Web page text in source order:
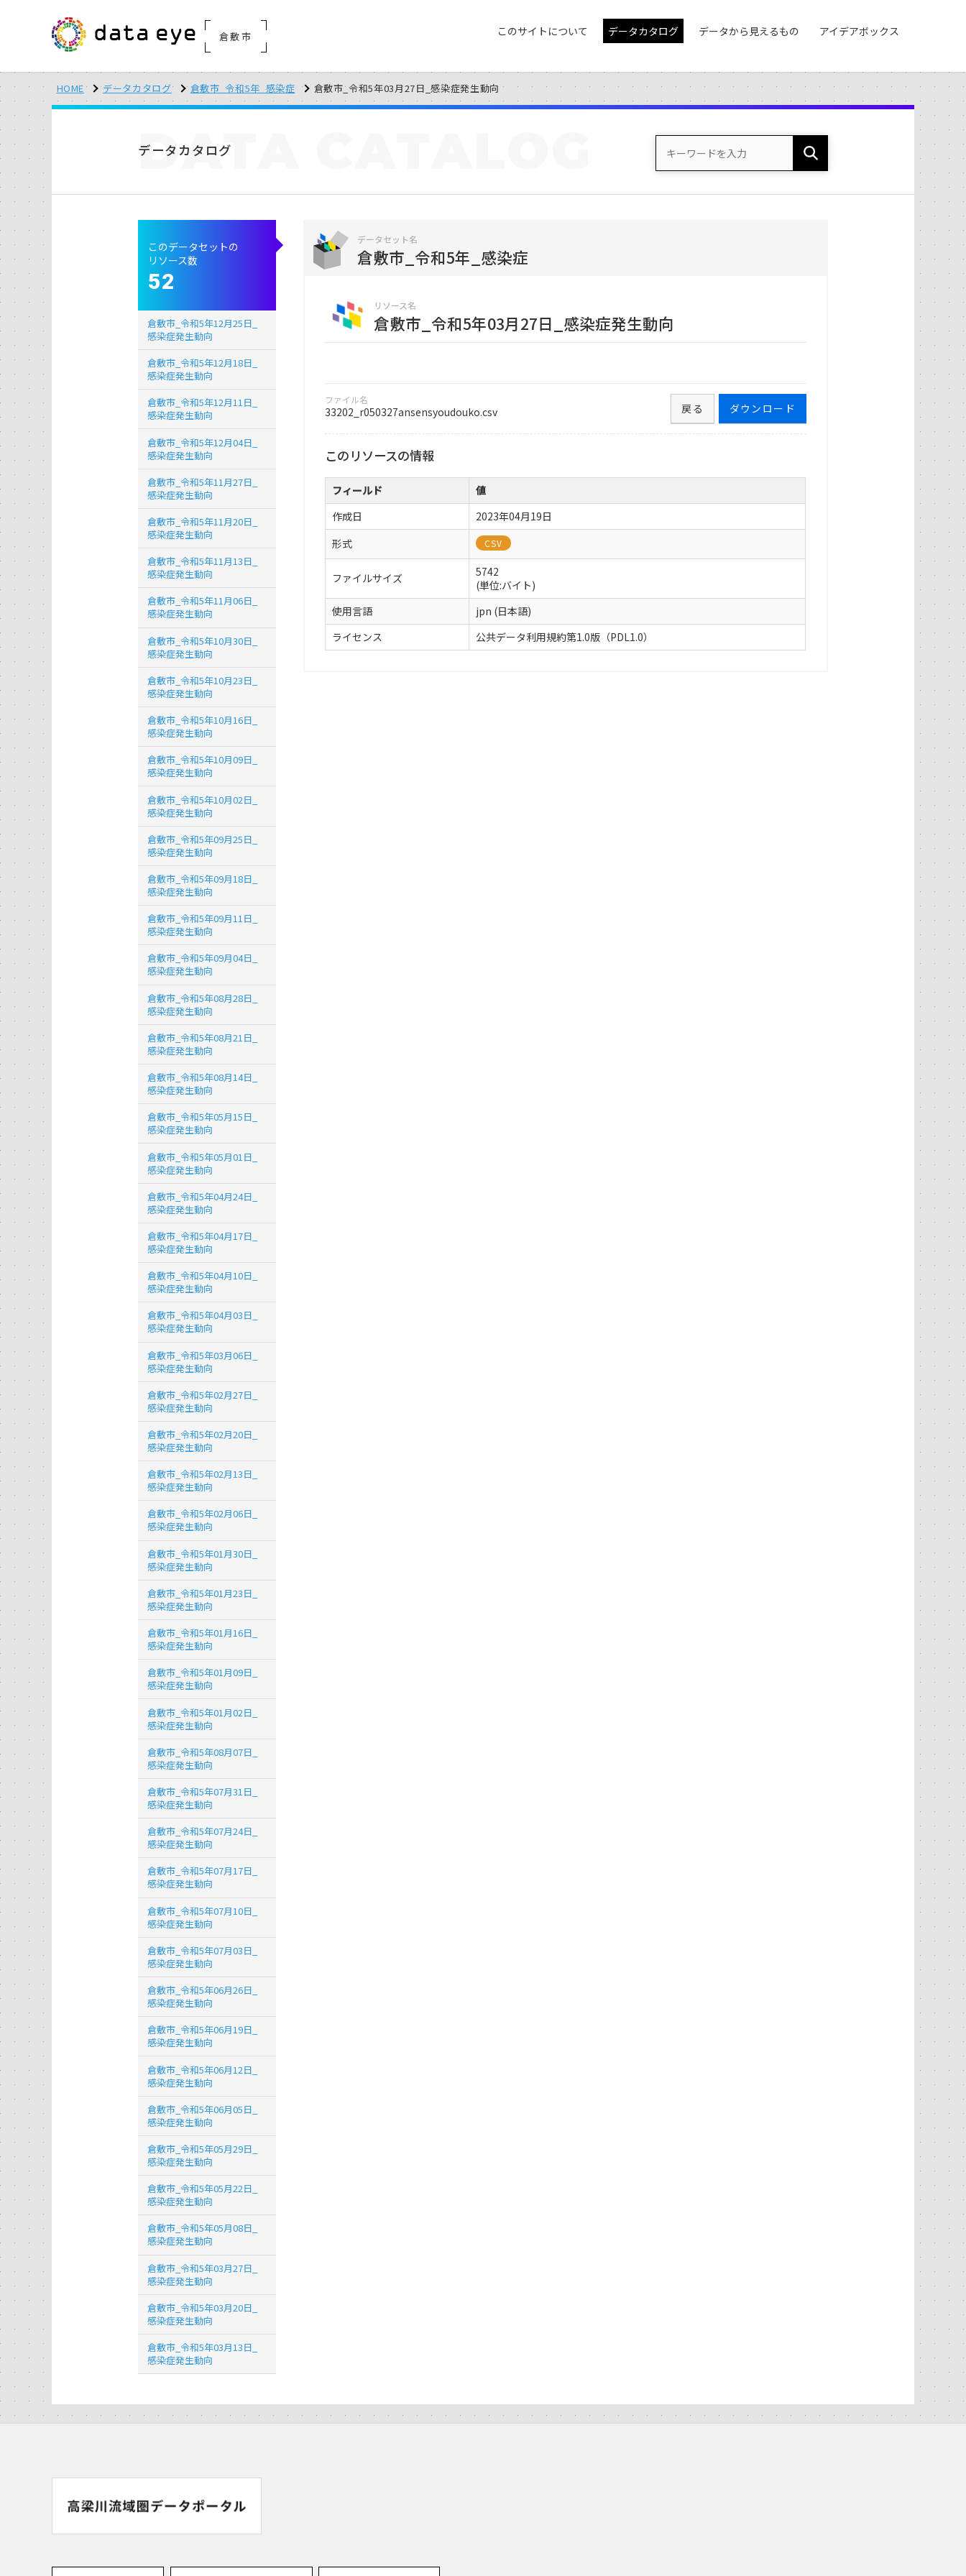
倉敷市 このサイトについて データカタログ データから見えるもの アイデアボックス
HOME データカタログ 倉敷市_令和5年_感染症 倉敷市_令和5年03月27日_感染症発生動向
データカタログ
DATA
データセット名
倉敷市_令和5年_感染症
リソース名
倉敷市_令和5年03月27日_感染症発生動向
ファイル名
33202_r050327ansensyoudouko.csv ダウンロード
戻る
このリソースの情報
フィールド
値
作成日
2023年04月19日
形式
CSV
ファイルサイズ
5742
(単位:バイト)
使用言語
jpn (日本語)
ライセンス
公共データ利用規約第1.0版（PDL1.0）
このデータセットの
リソース数
52
倉敷市_令和5年12月25日_
感染症発生動向
倉敷市_令和5年12月18日_
感染症発生動向
倉敷市_令和5年12月11日_
感染症発生動向
倉敷市_令和5年12月04日_
感染症発生動向
倉敷市_令和5年11月27日_
感染症発生動向
倉敷市_令和5年11月20日_
感染症発生動向
倉敷市_令和5年11月13日_
感染症発生動向
倉敷市_令和5年11月06日_
感染症発生動向
倉敷市_令和5年10月30日_
感染症発生動向
倉敷市_令和5年10月23日_
感染症発生動向
倉敷市_令和5年10月16日_
感染症発生動向
倉敷市_令和5年10月09日_
感染症発生動向
倉敷市_令和5年10月02日_
感染症発生動向
倉敷市_令和5年09月25日_
感染症発生動向
倉敷市_令和5年09月18日_
感染症発生動向
倉敷市_令和5年09月11日_
感染症発生動向
倉敷市_令和5年09月04日_
感染症発生動向
倉敷市_令和5年08月28日_
感染症発生動向
倉敷市_令和5年08月21日_
感染症発生動向
倉敷市_令和5年08月14日_
感染症発生動向
倉敷市_令和5年05月15日_
感染症発生動向
倉敷市_令和5年05月01日_
感染症発生動向
倉敷市_令和5年04月24日_
感染症発生動向
倉敷市_令和5年04月17日_
感染症発生動向
倉敷市_令和5年04月10日_
感染症発生動向
倉敷市_令和5年04月03日_
感染症発生動向
倉敷市_令和5年03月06日_
感染症発生動向
倉敷市_令和5年02月27日_
感染症発生動向
倉敷市_令和5年02月20日_
感染症発生動向
倉敷市_令和5年02月13日_
感染症発生動向
倉敷市_令和5年02月06日_
感染症発生動向
倉敷市_令和5年01月30日_
感染症発生動向
倉敷市_令和5年01月23日_
感染症発生動向
倉敷市_令和5年01月16日_
感染症発生動向
倉敷市_令和5年01月09日_
感染症発生動向
倉敷市_令和5年01月02日_
感染症発生動向
倉敷市_令和5年08月07日_
感染症発生動向
倉敷市_令和5年07月31日_
感染症発生動向
倉敷市_令和5年07月24日_
感染症発生動向
倉敷市_令和5年07月17日_
感染症発生動向
倉敷市_令和5年07月10日_
感染症発生動向
倉敷市_令和5年07月03日_
感染症発生動向
倉敷市_令和5年06月26日_
感染症発生動向
倉敷市_令和5年06月19日_
感染症発生動向
倉敷市_令和5年06月12日_
感染症発生動向
倉敷市_令和5年06月05日_
感染症発生動向
倉敷市_令和5年05月29日_
感染症発生動向
倉敷市_令和5年05月22日_
感染症発生動向
倉敷市_令和5年05月08日_
感染症発生動向
倉敷市_令和5年03月27日_
感染症発生動向
倉敷市_令和5年03月20日_
感染症発生動向
倉敷市_令和5年03月13日_
感染症発生動向